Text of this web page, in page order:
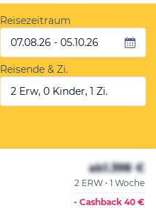
Reisezeitraum
07.08.26 - 05.10.26
Reisende & Zi.
2 Erw, 0 Kinder, 1 Zi.
ab1.398 €
2 ERW • 1 Woche
- Cashback 40 €